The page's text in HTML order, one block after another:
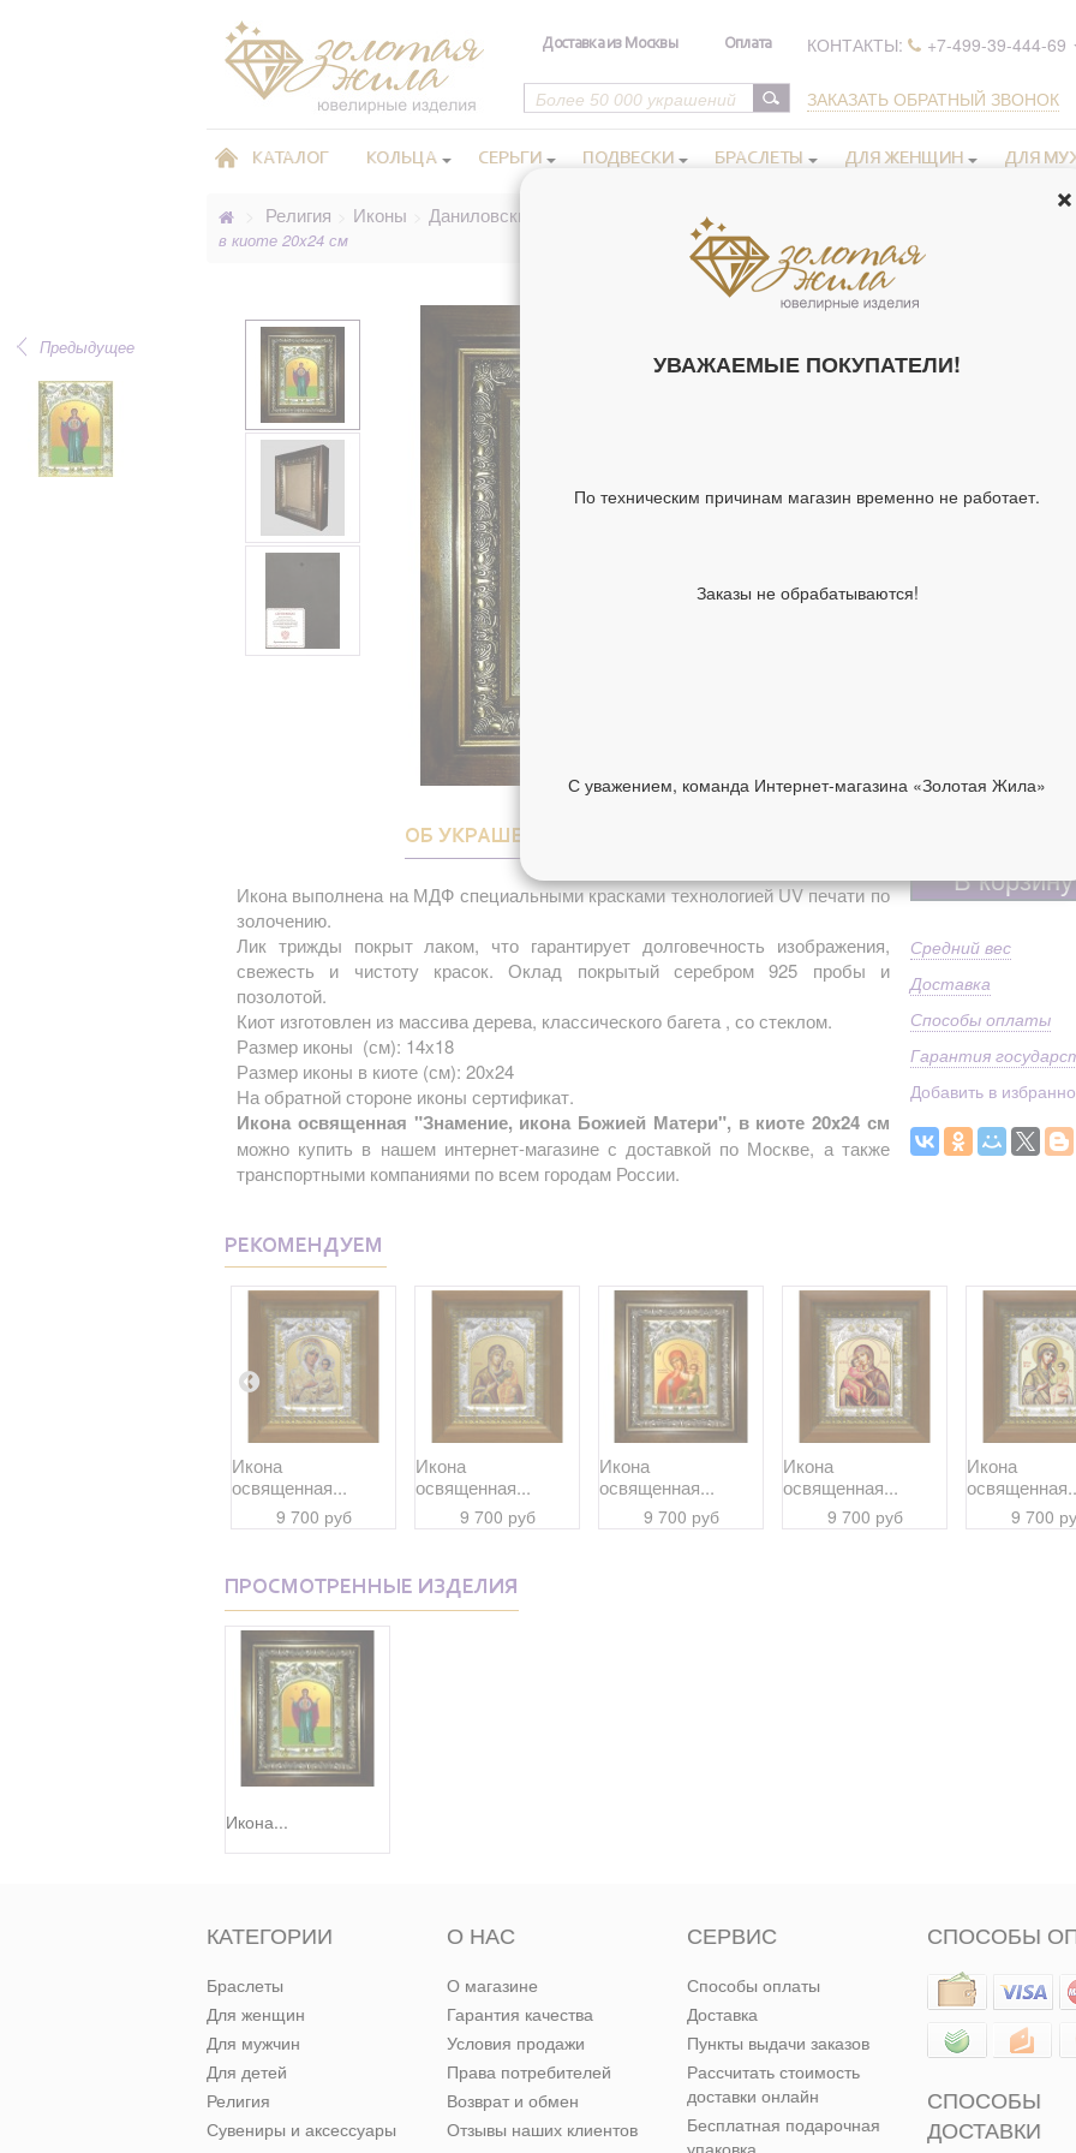
Доставка из Москвы Оплата КОНТАКТЫ: +7-499-39-444-69
ЗАКАЗАТЬ ОБРАТНЫЙ ЗВОНОК
КАТАЛОГ КОЛЬЦА СЕРЬГИ ПОДВЕСКИ БРАСЛЕТЫ ДЛЯ ЖЕНЩИН ДЛЯ
Религия Иконы Даниловские иконы в серебряном окладе
Икона
в киоте 20x24 см
Предыдущее
ОБ УКРАШЕНИИ
Икона выполнена на МДФ специальными красками технологией UV печати по
золочению.
Лик трижды покрыт лаком, что гарантирует долговечность изображения,
свежесть и чистоту красок. Оклад покрытый серебром 925 пробы и
позолотой.
Киот изготовлен из массива дерева, классического багета , со стеклом.
Размер иконы (см): 14х18
Размер иконы в киоте (см): 20х24
На обратной стороне иконы сертификат.
Икона освященная "Знамение, икона Божией Матери", в киоте 20x24 см
можно купить в нашем интернет-магазине с доставкой по Москве, а также
транспортными компаниями по всем городам России.
ИКОНА
ИКОНА
20X24 СМ
Тип украшения
см
В корзину
Средний вес
Доставка
Способы оплаты
Гарантия
Добавить в
РЕКОМЕНДУЕМ
Икона
освященная...
9 700 руб
Икона
освященная...
9 700 руб
Икона
освященная...
9 700 руб
Икона
освященная...
9 700 руб
Икона
9 700
ПРОСМОТРЕННЫЕ ИЗДЕЛИЯ
Икона...
КАТЕГОРИИ
Браслеты
Для женщин
Для мужчин
Для детей
Религия
Сувениры и аксессуары
О НАС
О магазине
Гарантия качества
Условия продажи
Права потребителей
Возврат и обмен
Отзывы наших клиентов
СЕРВИС
Способы оплаты
Доставка
Пункты выдачи заказов
Рассчитать стоимость
доставки онлайн
Бесплатная подарочная
упаковка
СПОСОБЫ
СПОСОБЫ
ДОСТАВКИ
УВАЖАЕМЫЕ ПОКУПАТЕЛИ!
По техническим причинам магазин временно не работает.
Заказы не обрабатываются!
С уважением, команда Интернет-магазина «Золотая Жила»